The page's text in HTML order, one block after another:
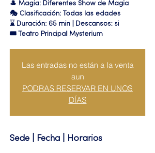
🎩 Magia: Diferentes Show de Magia
🎭 Clasificación: Todas las edades
⌛ Duración: 65 min | Descansos: si
🎟 Teatro Principal Mysterium
Las entradas no están a la venta
aun
PODRAS RESERVAR EN UNOS
DÍAS
Sede | Fecha | Horarios